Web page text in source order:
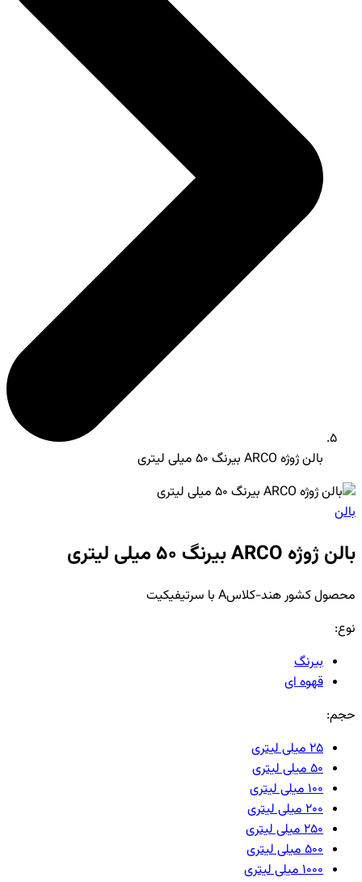
بالن ژوژه ARCO بیرنگ 50 میلی لیتری
بالن
بالن ژوژه ARCO بیرنگ 50 میلی لیتری
محصول کشور هند-کلاسA با سرتیفیکیت
نوع:
بیرنگ
قهوه ای
حجم:
25 میلی لیتری
50 میلی لیتری
100 میلی لیتری
200 میلی لیتری
250 میلی لیتری
500 میلی لیتری
1000 میلی لیتری